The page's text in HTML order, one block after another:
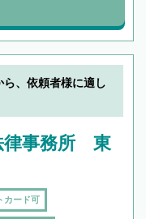
ら、依頼者様に適し
律事務所 東
カード可